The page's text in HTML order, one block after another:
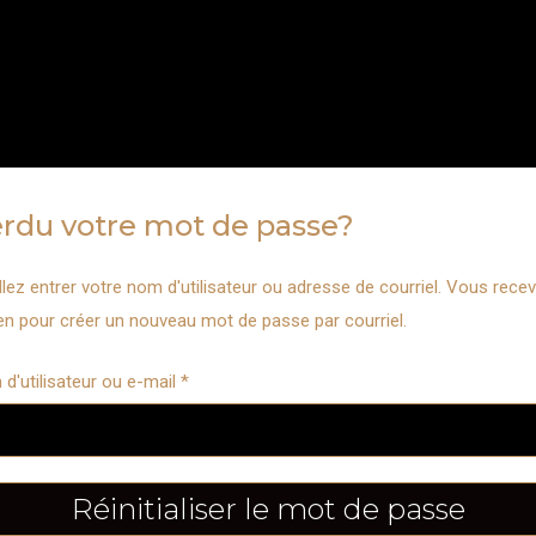
votre mot de passe?
entrer votre nom d'utilisateur ou adresse de courriel. Vous
pour créer un nouveau mot de passe par courriel.
d'utilisateur ou e-mail *
Réinitialiser le mot de passe